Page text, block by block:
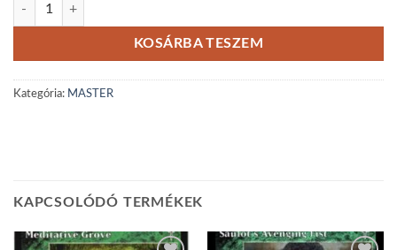
KOSÁRBA TESZEM
Kategória: MASTER
KAPCSOLÓDÓ TERMÉKEK